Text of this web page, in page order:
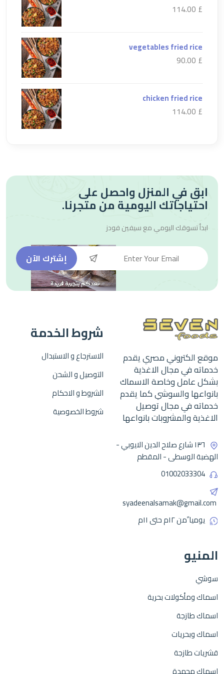
£ 114.00
vegetables fried rice
£ 90.00
chicken fried rice
£ 114.00
ابق في المنزل واحصل على
احتياجاتك اليومية من متجرنا.
ابدأ تسوقك اليومي معسيفين فودز
إشترك الآن
موقع الكتروني مصري يقدم
خدماته في مجال الاغذية
بشكل عامل وخاصة الاسماك
بانواعها والسوشي كما يقدم
خدماته في مجال توصيل
الاغذية والمشروبات بانواعها
١٣٦ شارع صلاح الدين الايوبي -
الهضبة الوسطى - المقطم
01002033304
syadeenalsamak@gmail.com
يوميا ًمن ١٢م حتى ١١م
شروط الخدمة
الاسترجاع و الاستبدال
التوصيل و الشحن
الشروط و الاحكام
شروط الخصوصية
المنيو
سوشي
اسماك ومأكولات بحرية
اسماك طازجة
اسماك وبحريات
قشريات طازجة